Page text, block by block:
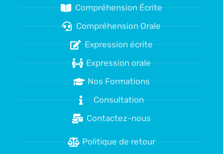
Compréhension Écrite
Compréhension Orale
Expression écrite
Expression orale
Nos Formations
Consultation
Contactez-nous
Politique de retour